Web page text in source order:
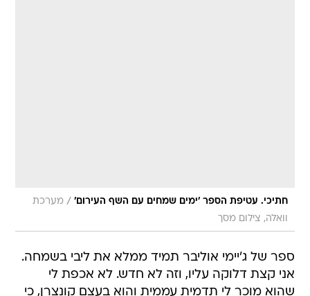
חתיכי. עטיפת הספר 'ימים שמחים עם השף העירום' / מערכת
וואלה, צילום מסך
ספר של ג'יימי אוליבר תמיד ממלא את ליבי בשמחה.
אני קצת דלוקה עליו, וזה לא חדש. לא אכפת לי
שהוא מוכר לי תדמית עממית והוא בעצם קונצרן, כי